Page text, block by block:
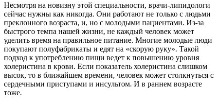
Несмотря на новизну этой специальности, врачи-липидологи
сейчас нужны как никогда. Они работают не только с людьми
преклонного возраста, и, но с молодыми пациентами. Из-за
быстрого темпа нашей жизни, не каждый человек может
уделить время на правильное питание. Многие молодые люди
покупают полуфабрикаты и едят на «скорую руку». Такой
подход к употреблению пищи ведет к повышению уровня
холеристина в крови. Если показатель холеристина слишком
высок, то в ближайшем времени, человек может столкнуться с
сердечными приступами и инсультом. И в раннем возрасте
тоже.